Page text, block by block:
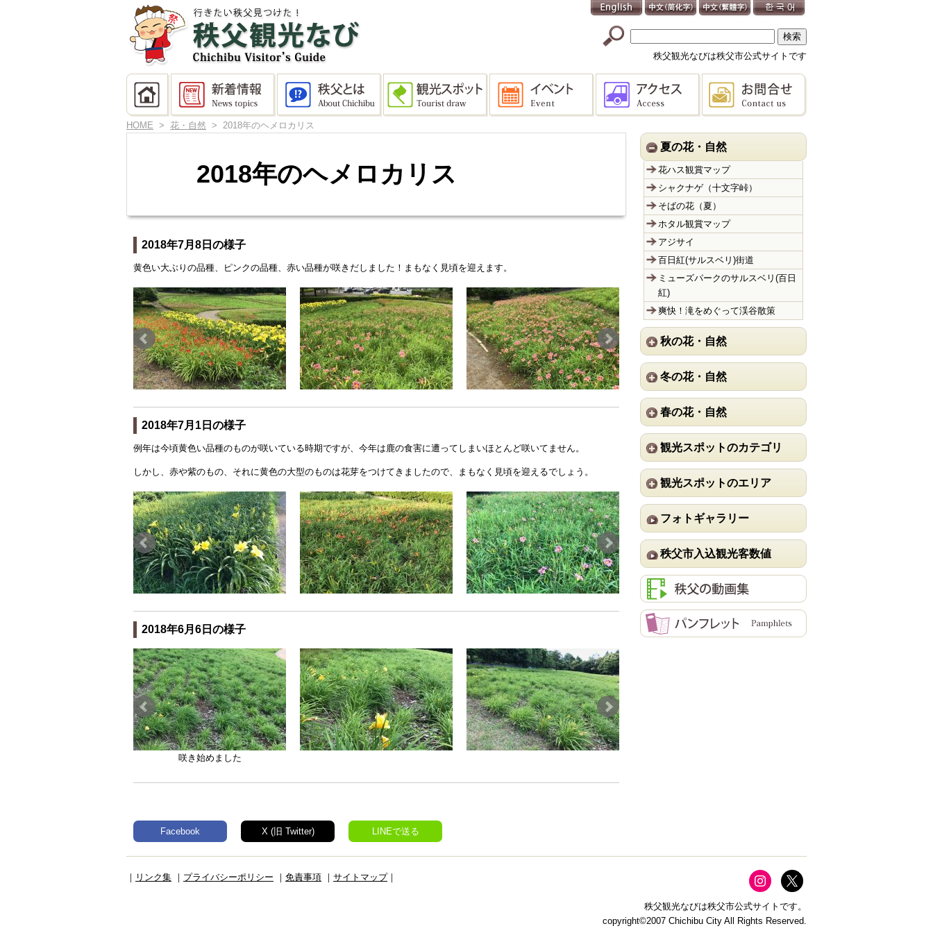
秩父観光なびは秩父市公式サイトです
HOME > 花・自然 > 2018年のヘメロカリス
2018年のヘメロカリス
2018年7月8日の様子
黄色い大ぶりの品種、ピンクの品種、赤い品種が咲きだしました！まもなく見頃を迎えます。
2018年7月1日の様子
例年は今頃黄色い品種のものが咲いている時期ですが、今年は鹿の食害に遭ってしまいほとんど咲いてません。
しかし、赤や紫のもの、それに黄色の大型のものは花芽をつけてきましたので、まもなく見頃を迎えるでしょう。
2018年6月6日の様子
咲き始めました
夏の花・自然
花ハス観賞マップ
シャクナゲ（十文字峠）
そばの花（夏）
ホタル観賞マップ
アジサイ
百日紅(サルスベリ)街道
ミューズパークのサルスベリ(百日
紅)
爽快！滝をめぐって渓谷散策
秋の花・自然
冬の花・自然
春の花・自然
観光スポットのカテゴリ
観光スポットのエリア
フォトギャラリー
秩父市入込観光客数値
Facebook X (旧 Twitter) LINEで送る
｜ リンク集 ｜ プライバシーポリシー ｜ 免責事項 ｜ サイトマップ｜
秩父観光なびは秩父市公式サイトです。
copyright©2007 Chichibu City All Rights Reserved.